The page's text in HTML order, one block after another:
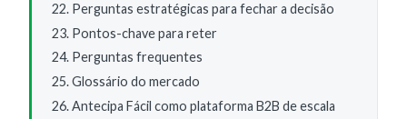
Perguntas estratégicas para fechar a decisão
Pontos-chave para reter
Perguntas frequentes
Glossário do mercado
Antecipa Fácil como plataforma B2B de escala